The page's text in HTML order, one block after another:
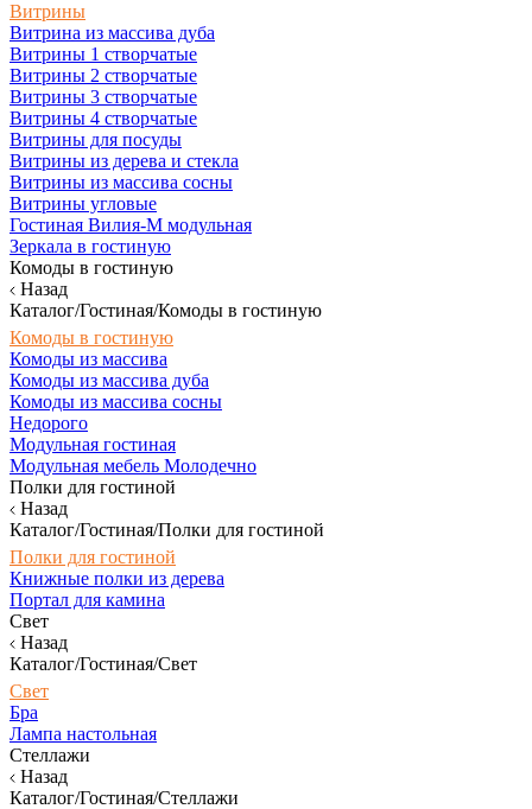
Витрины
Витрина из массива дуба
Витрины 1 створчатые
Витрины 2 створчатые
Витрины 3 створчатые
Витрины 4 створчатые
Витрины для посуды
Витрины из дерева и стекла
Витрины из массива сосны
Витрины угловые
Гостиная Вилия-М модульная
Зеркала в гостиную
Комоды в гостиную
Назад
Каталог/Гостиная/Комоды в гостиную
Комоды в гостиную
Комоды из массива
Комоды из массива дуба
Комоды из массива сосны
Недорого
Модульная гостиная
Модульная мебель Молодечно
Полки для гостиной
Назад
Каталог/Гостиная/Полки для гостиной
Полки для гостиной
Книжные полки из дерева
Портал для камина
Свет
Назад
Каталог/Гостиная/Свет
Свет
Бра
Лампа настольная
Стеллажи
Назад
Каталог/Гостиная/Стеллажи